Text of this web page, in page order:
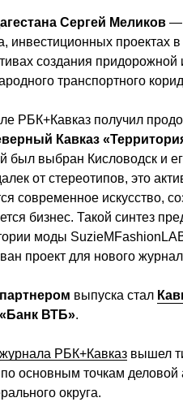
Сергей Меликов —
инвестиционных проектах
создания
транспортного
РБК+Кавказ получил
Кавказ
был выбран Кисловодск и
от стереотипов, это
современное искусство,
бизнес. Такой синтез
моды
проект для нового
выпуска стал
ВТБ».
журнала РБК+Кавказ вышел
основным точкам деловой
округа.